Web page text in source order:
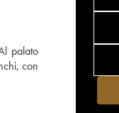
palato
con